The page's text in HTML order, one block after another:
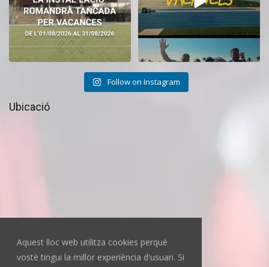
Aquest lloc web utilitza cookies perquè
vostè tingui la millor experiència d'usuari. Si
Follow on Instagram
Ubicació